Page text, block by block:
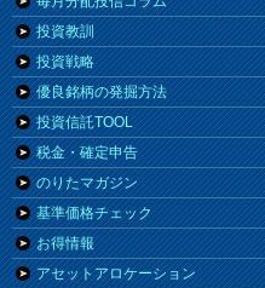
投資教訓
投資戦略
優良銘柄の発掘方法
投資信託TOOL
税金・確定申告
のりたマガジン
基準価格チェック
お得情報
アセットアロケーション